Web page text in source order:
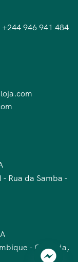
946 941 484
Rua da Samba -
- Cabinda,